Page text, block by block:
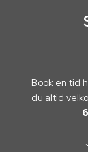
Book en tid
du altid